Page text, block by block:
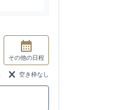
その他の日程
空き枠なし